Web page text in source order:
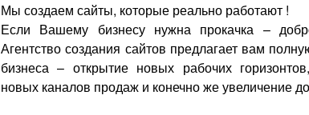
Мы создаем сайты, которые реально работают !
Если Вашему бизнесу нужна прокачка –
Агентство создания сайтов предлагает вам
бизнеса – открытие новых рабочих
новых каналов продаж и конечно же увеличение